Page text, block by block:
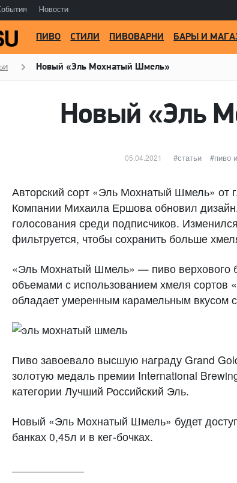
Новости
ПИВО СТИЛИ ПИВОВАРНИ БАРЫ И
Новый «Эль Мохнатый Шмель»
Новый «Эль
Опубликовано
05.04.2021 категории
статьи Метки
пиво
Авторский сорт «Эль Мохнатый Шмель» от
Компании Михаила Ершова обновил
голосования среди подписчиков.
фильтруется, чтобы сохранить больше
«Эль Мохнатый Шмель» — пиво верхового
объемами с использованием хмеля
обладает умеренным карамельным вкусом
Пиво завоевало высшую награду Grand
золотую медаль премии International
категории Лучший Российский Эль.
Новый «Эль Мохнатый Шмель» будет
банках 0,45л и в кег-бочках.